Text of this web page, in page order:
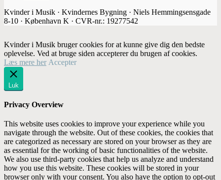
Kvinder i Musik · Kvindernes Bygning · Niels Hemmingsensgade
8-10 · København K · CVR-nr.: 19277542
Kvinder i Musik bruger cookies for at kunne give dig den bedste
oplevelse. Ved at bruge siden accepterer du brugen af cookies.
Læs mere her Accepter
Luk
Privacy Overview
This website uses cookies to improve your experience while you
navigate through the website. Out of these cookies, the cookies that
are categorized as necessary are stored on your browser as they are
as essential for the working of basic functionalities of the website.
We also use third-party cookies that help us analyze and understand
how you use this website. These cookies will be stored in your
browser only with your consent. You also have the option to opt-out